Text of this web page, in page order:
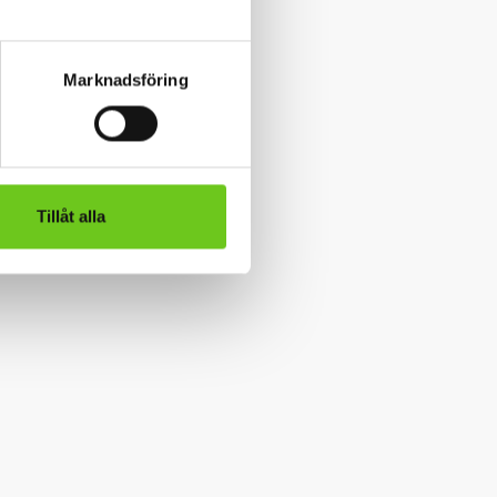
Marknadsföring
Tillåt alla